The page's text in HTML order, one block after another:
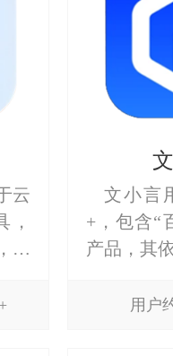
云
，
支
像
文小言
+，包含“
产品，其
强大的语
用户